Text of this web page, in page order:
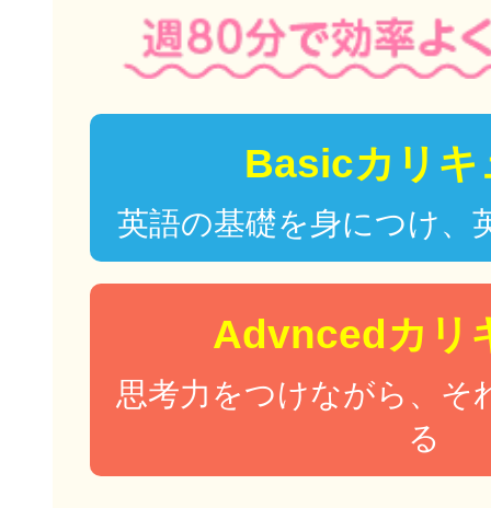
Basicカリキ
英語の基礎を身につけ、
Advncedカリ
思考力をつけながら、そ
る